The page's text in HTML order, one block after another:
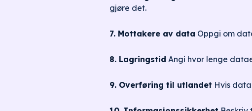
gjøre det.
7. Mottakere av data Oppgi om
8. Lagringstid Angi hvor lenge
9. Overføring til utlandet Hvis